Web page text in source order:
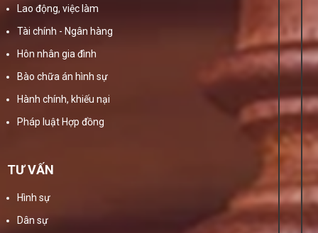
Lao động, việc làm
Tài chính - Ngân hàng
Hôn nhân gia đình
Bào chữa án hình sự
Hành chính, khiếu nại
Pháp luật Hợp đồng
TƯ VẤN
Hình sự
Dân sự